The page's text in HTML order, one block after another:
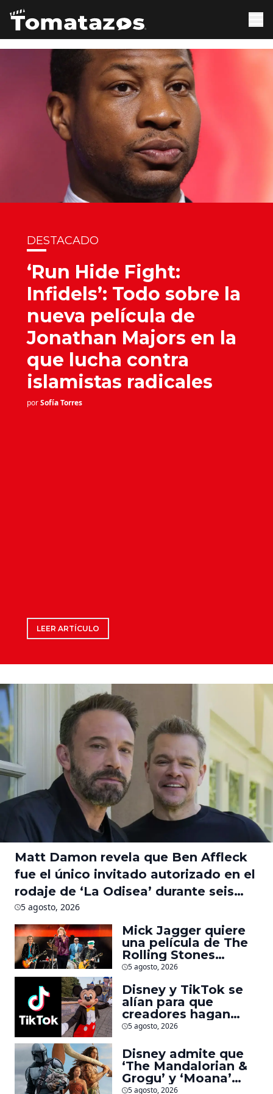
DESTACADO
‘Run Hide Fight:
Infidels’: Todo sobre la
nueva película de
Jonathan Majors en la
que lucha contra
islamistas radicales
porSofía Torres
LEER ARTÍCULO
Matt Damon revela que Ben Affleck
fue el único invitado autorizado en el
rodaje de ‘La Odisea’ durante seis
meses
5 agosto, 2026
Mick Jagger quiere
una película de The
Rolling Stones
inspirado por los
Beatles
5 agosto, 2026
Disney y TikTok se
alían para que
creadores hagan
videos con
Marvel, Pixar y ‘Star
Wars’
5 agosto, 2026
Disney admite que
‘The Mandalorian &
Grogu’ y ‘Moana’
fueron decepciones
5 agosto, 2026